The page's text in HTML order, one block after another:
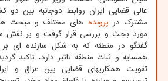
عالی قضایی ایران روابط دوجانبه بین دو
مشترک در پرونده های مختلف و مبحث
مورد بحث و بررسی قرار گرفت و بر نقش
گفتگو در منطقه که به شکل سازنده ای بر
همسایه و ثبات منطقه تاثیر دارد، تاکید
تقویت همکاریهای قضایی بین عراق و